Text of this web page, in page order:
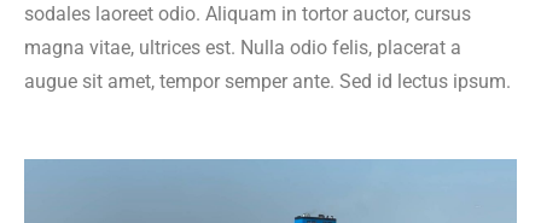
sodales laoreet odio. Aliquam in tortor auctor, cursus
magna vitae, ultrices est. Nulla odio felis, placerat a
augue sit amet, tempor semper ante. Sed id lectus ipsum.